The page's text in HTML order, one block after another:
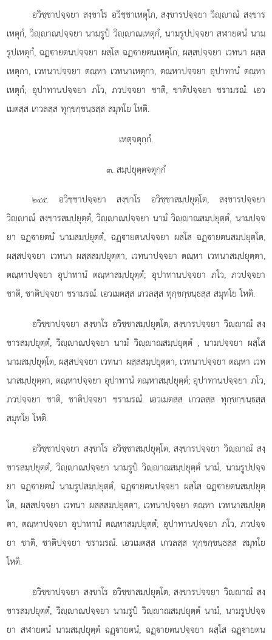
อวิชฺชาปจฺจยา สงฺขาโร อวิชฺชาเหตุโก, สงฺขารปจฺจยา วิฺาณํ สงฺขาร
เหตุกํ, วิฺาณปจฺจยา นามรูปํ วิฺาณเหตุกํ, นามรูปปจฺจยา สฬายตนํ นาม
รูปเหตุกํ, ฉฏฺายตนปจฺจยา ผสฺโส ฉฏฺายตนเหตุโก, ผสฺสปจฺจยา เวทนา ผสฺส
เหตุกา, เวทนาปจฺจยา ตณฺหา เวทนาเหตุกา, ตณฺหาปจฺจยา อุปาทานํ ตณฺหา
เหตุกํ; อุปาทานปจฺจยา ภโว, ภวปจฺจยา ชาติ, ชาติปจฺจยา ชรามรณํ. เอว
เมตสฺส เกวลสฺส ทุกฺขกฺขนฺธสฺส สมุทโย โหติ.
เหตุจตุกฺกํ.
๓. สมฺปยุตฺตจตุกฺกํ
๒๔๕. อวิชฺชาปจฺจยา สงฺขาโร อวิชฺชาสมฺปยุตฺโต, สงฺขารปจฺจยา
วิฺาณํ สงฺขารสมฺปยุตฺตํ, วิฺาณปจฺจยา นามํ วิฺาณสมฺปยุตฺตํ, นามปจฺจ
ยา ฉฏฺายตนํ นามสมฺปยุตฺตํ, ฉฏฺายตนปจฺจยา ผสฺโส ฉฏฺายตนสมฺปยุตฺโต,
ผสฺสปจฺจยา เวทนา ผสฺสสมฺปยุตฺตา, เวทนาปจฺจยา ตณฺหา เวทนาสมฺปยุตฺตา,
ตณฺหาปจฺจยา อุปาทานํ ตณฺหาสมฺปยุตฺตํ; อุปาทานปจฺจยา ภโว, ภวปจฺจยา
ชาติ, ชาติปจฺจยา ชรามรณํ. เอวเมตสฺส เกวลสฺส ทุกฺขกฺขนฺธสฺส สมุทโย โหติ.
อวิชฺชาปจฺจยา สงฺขาโร อวิชฺชาสมฺปยุตฺโต, สงฺขารปจฺจยา วิฺาณํ สงฺ
ขารสมฺปยุตฺตํ, วิฺาณปจฺจยา นามํ วิฺาณสมฺปยุตฺตํ , นามปจฺจยา ผสฺโส
นามสมฺปยุตฺโต, ผสฺสปจฺจยา เวทนา ผสฺสสมฺปยุตฺตา, เวทนาปจฺจยา ตณฺหา เวท
นาสมฺปยุตฺตา, ตณฺหาปจฺจยา อุปาทานํ ตณฺหาสมฺปยุตฺตํ; อุปาทานปจฺจยา ภโว,
ภวปจฺจยา ชาติ, ชาติปจฺจยา ชรามรณํ. เอวเมตสฺส เกวลสฺส ทุกฺขกฺขนฺธสฺส
สมุทโย โหติ.
อวิชฺชาปจฺจยา สงฺขาโร อวิชฺชาสมฺปยุตฺโต, สงฺขารปจฺจยา วิฺาณํ สงฺ
ขารสมฺปยุตฺตํ, วิฺาณปจฺจยา นามรูปํวิฺาณสมฺปยุตฺตํ นามํ, นามรูปปจฺจ
ยา ฉฏฺายตนํ นามรูปสมฺปยุตฺตํ, ฉฏฺายตนปจฺจยา ผสฺโส ฉฏฺายตนสมฺปยุตฺ
โต, ผสฺสปจฺจยา เวทนา ผสฺสสมฺปยุตฺตา, เวทนาปจฺจยา ตณฺหา เวทนาสมฺปยุตฺ
ตา, ตณฺหาปจฺจยา อุปาทานํ ตณฺหาสมฺปยุตฺตํ; อุปาทานปจฺจยา ภโว, ภวปจฺจ
ยา ชาติ, ชาติปจฺจยา ชรามรณํ. เอวเมตสฺส เกวลสฺส ทุกฺขกฺขนฺธสฺส สมุทโย
โหติ.
อวิชฺชาปจฺจยา สงฺขาโร อวิชฺชาสมฺปยุตฺโต, สงฺขารปจฺจยา วิฺาณํ สงฺ
ขารสมฺปยุตฺตํ, วิฺาณปจฺจยา นามรูปํ วิฺาณสมฺปยุตฺตํ นามํ, นามรูปปจฺจ
ยา สฬายตนํ นามสมฺปยุตฺตํ ฉฏฺายตนํ, ฉฏฺายตนปจฺจยา ผสฺโส ฉฏฺายตน